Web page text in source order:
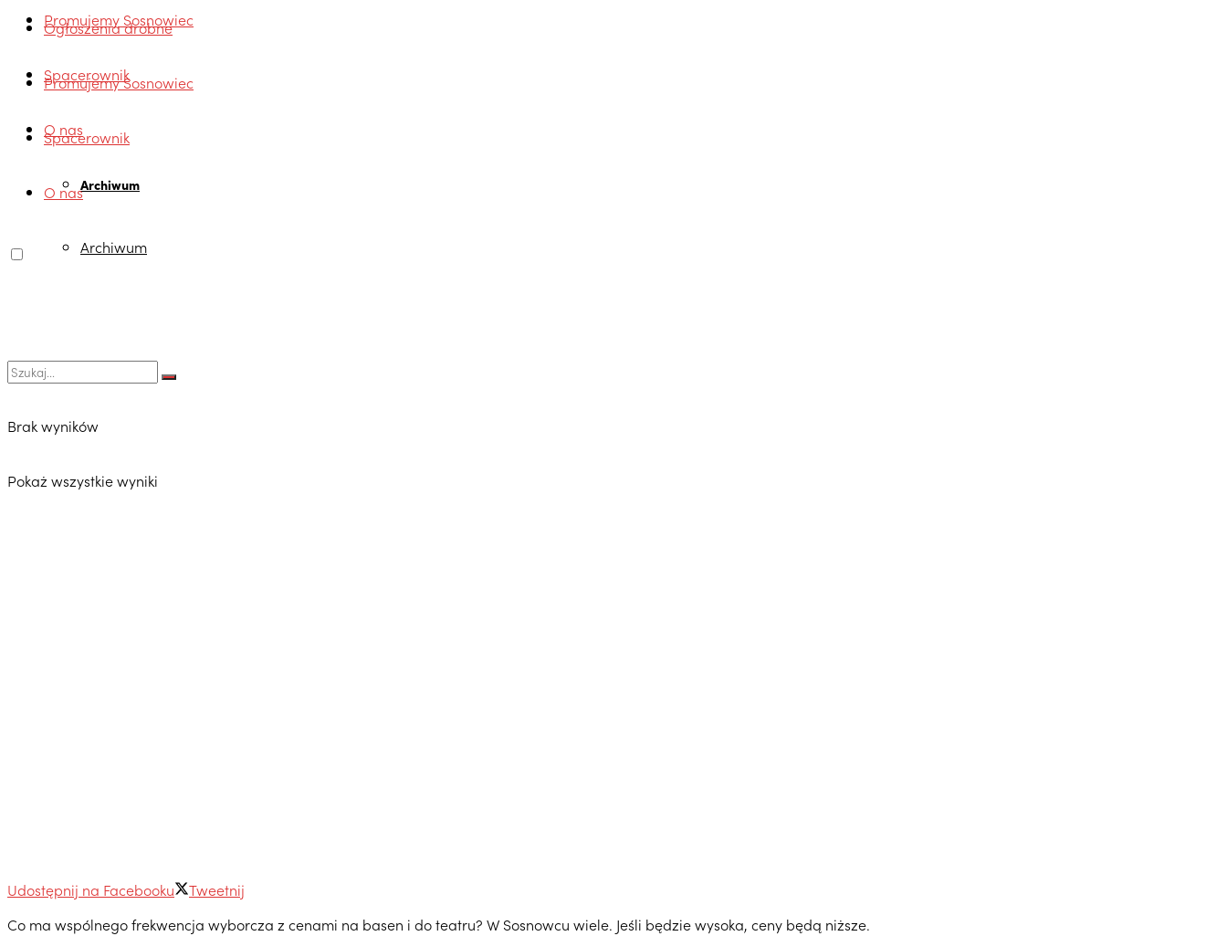
Promujemy Sosnowiec
Spacerownik
O nas
Archiwum
Ogłoszenia drobne
Promujemy Sosnowiec
Spacerownik
O nas
Archiwum
Brak wyników
Pokaż wszystkie wyniki
Udostępnij na Facebooku
Tweetnij
Co ma wspólnego frekwencja wyborcza z cenami na basen i do teatru? W Sosnowcu wiele. Jeśli będzie wysoka, ceny będą niższe.